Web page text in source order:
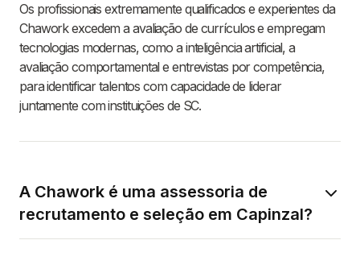
Os profissionais extremamente qualificados e experientes da
Chawork excedem a avaliação de currículos e empregam
tecnologias modernas, como a inteligência artificial, a
avaliação comportamental e entrevistas por competência,
para identificar talentos com capacidade de liderar
juntamente com instituições de SC.
A Chawork é uma assessoria de
recrutamento e seleção em Capinzal?